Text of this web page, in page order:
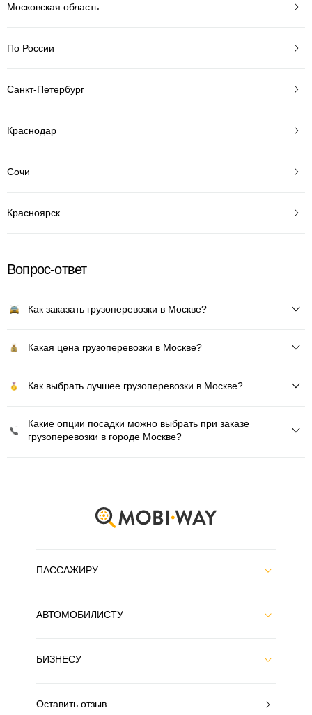
Московская область
По России
Санкт-Петербург
Краснодар
Сочи
Красноярск
Вопрос-ответ
Как заказать грузоперевозки в Москве?
Какая цена грузоперевозки в Москве?
Как выбрать лучшее грузоперевозки в Москве?
Какие опции посадки можно выбрать при заказе
грузоперевозки в городе Москве?
ПАССАЖИРУ
АВТОМОБИЛИСТУ
БИЗНЕСУ
Оставить отзыв